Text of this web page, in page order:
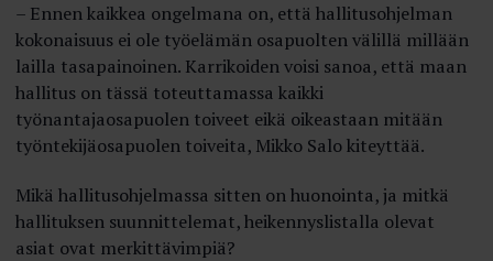
– Ennen kaikkea ongelmana on, että hallitusohjelman
kokonaisuus ei ole työelämän osapuolten välillä millään
lailla tasapainoinen. Karrikoiden voisi sanoa, että maan
hallitus on tässä toteuttamassa kaikki
työnantajaosapuolen toiveet eikä oikeastaan mitään
työntekijäosapuolen toiveita, Mikko Salo kiteyttää.
Mikä hallitusohjelmassa sitten on huonointa, ja mitkä
hallituksen suunnittelemat, heikennyslistalla olevat
asiat ovat merkittävimpiä?